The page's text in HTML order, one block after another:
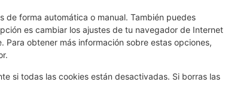
de forma automática o manual. También puedes
es cambiar los ajustes de tu navegador de Internet
obtener más información sobre estas opciones,
si todas las cookies están desactivadas. Si borras las